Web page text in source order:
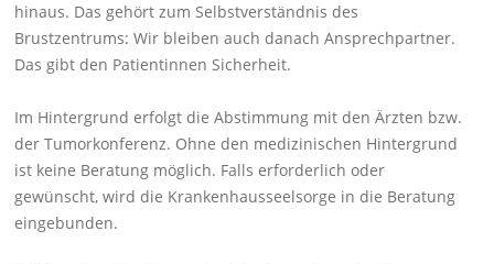
hinaus. Das gehört zum Selbstverständnis des
Brustzentrums: Wir bleiben auch danach Ansprechpartner.
Das gibt den Patientinnen Sicherheit.
Im Hintergrund erfolgt die Abstimmung mit den Ärzten bzw.
der Tumorkonferenz. Ohne den medizinischen Hintergrund
ist keine Beratung möglich. Falls erforderlich oder
gewünscht, wird die Krankenhausseelsorge in die Beratung
eingebunden.